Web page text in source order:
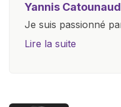
Yannis Catounaud
Je suis passionné
plus jeune âge. Mon
Lire la suite